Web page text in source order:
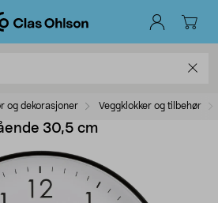
og dekorasjoner Veggklokker og tilbehør
30,5 cm